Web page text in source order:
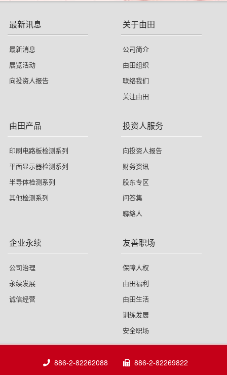
最新讯息
最新消息
展览活动
向投资人报告
关于由田
公司简介
由田组织
联络我们
关注由田
由田产品
印刷电路板检测系列
平面显示器检测系列
半导体检测系列
其他检测系列
投资人服务
向投资人报告
财务资讯
股东专区
问答集
聯絡人
企业永续
公司治理
永续发展
诚信经营
友善职场
保障人权
由田福利
由田生活
训练发展
安全职场
886-2-82262088 886-2-82269822